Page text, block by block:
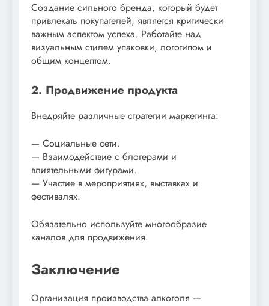
Создание сильного бренда, который будет
привлекать покупателей, является критически
важным аспектом успеха. Работайте над
визуальным стилем упаковки, логотипом и
общим концептом.
2. Продвижение продукта
Внедряйте различные стратегии маркетинга:
— Социальные сети.
— Взаимодействие с блогерами и
влиятельными фигурами.
— Участие в мероприятиях, выставках и
фестивалях.
Обязательно используйте многообразие
каналов для продвижения.
Заключение
Организация производства алкоголя —